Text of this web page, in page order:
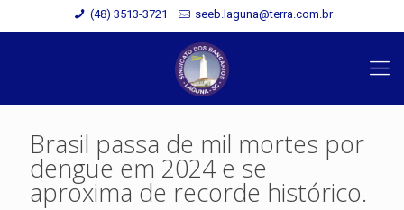
(48) 3513-3721 seeb.laguna@terra.com.br
Brasil passa de mil mortes por
dengue em 2024 e se
aproxima de recorde histórico.